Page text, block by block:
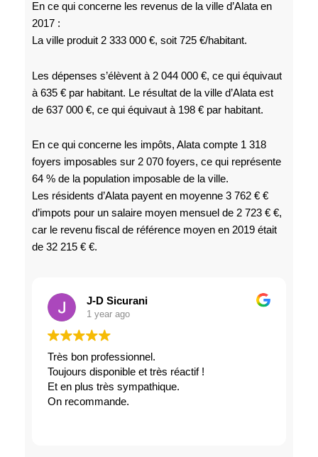
En ce qui concerne les revenus de la ville d’Alata en
2017 :
La ville produit 2 333 000 €, soit 725 €/habitant.
Les dépenses s’élèvent à 2 044 000 €, ce qui équivaut
à 635 € par habitant. Le résultat de la ville d’Alata est
de 637 000 €, ce qui équivaut à 198 € par habitant.
En ce qui concerne les impôts, Alata compte 1 318
foyers imposables sur 2 070 foyers, ce qui représente
64 % de la population imposable de la ville.
Les résidents d’Alata payent en moyenne 3 762 € €
d’impots pour un salaire moyen mensuel de 2 723 € €,
car le revenu fiscal de référence moyen en 2019 était
de 32 215 € €.
J-D Sicurani
1 year ago
Très bon professionnel.
Toujours disponible et très réactif !
Et en plus très sympathique.
On recommande.